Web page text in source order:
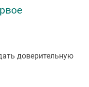
доверительную